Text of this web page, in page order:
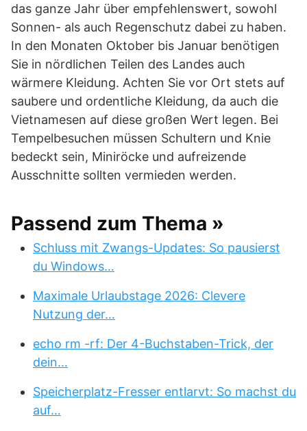
das ganze Jahr über empfehlenswert, sowohl
Sonnen- als auch Regenschutz dabei zu haben.
In den Monaten Oktober bis Januar benötigen
Sie in nördlichen Teilen des Landes auch
wärmere Kleidung. Achten Sie vor Ort stets auf
saubere und ordentliche Kleidung, da auch die
Vietnamesen auf diese großen Wert legen. Bei
Tempelbesuchen müssen Schultern und Knie
bedeckt sein, Miniröcke und aufreizende
Ausschnitte sollten vermieden werden.
Passend zum Thema »
Schluss mit Zwangs-Updates: So pausierst
du Windows…
Maximale Urlaubstage 2026: Clevere
Nutzung der…
echo rm -rf: Der 4-Buchstaben-Trick, der
dein…
Speicherplatz-Fresser entlarvt: So machst du
auf…